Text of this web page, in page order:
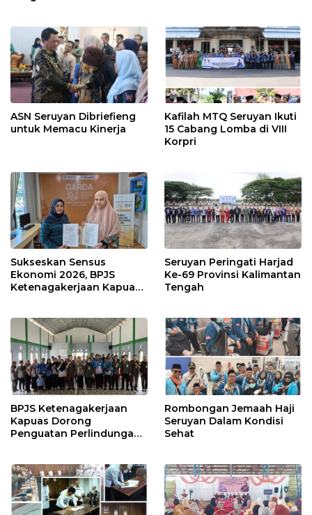
ASN Seruyan Dibriefieng
untuk Memacu Kinerja
Kafilah MTQ Seruyan Ikuti
15 Cabang Lomba di VIII
Korpri
Sukseskan Sensus
Ekonomi 2026, BPJS
Ketenagakerjaan Kapuas
Seruyan Peringati Harjad
Ke-69 Provinsi Kalimantan
Tengah
BPJS Ketenagakerjaan
Kapuas Dorong
Penguatan Perlindungan
Rombongan Jemaah Haji
Seruyan Dalam Kondisi
Sehat